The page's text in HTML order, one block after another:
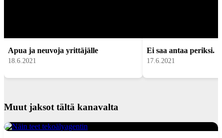
Apua ja neuvoja yrittäjälle
18.6.2021
Ei saa antaa periksi.
17.6.2021
Muut jaksot tältä kanavalta